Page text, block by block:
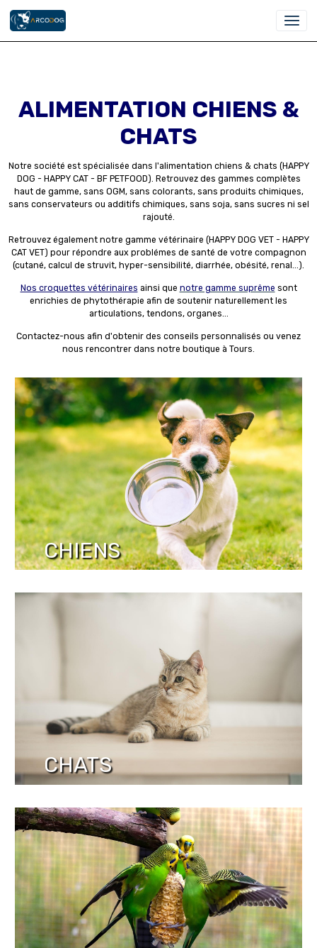
ALIMENTATION CHIENS &
CHATS
Notre société est spécialisée dans l'alimentation chiens & chats (HAPPY
DOG - HAPPY CAT - BF PETFOOD). Retrouvez des gammes complètes
haut de gamme, sans OGM, sans colorants, sans produits chimiques,
sans conservateurs ou additifs chimiques, sans soja, sans sucres ni sel
rajouté.
Retrouvez également notre gamme vétérinaire (HAPPY DOG VET - HAPPY
CAT VET) pour répondre aux problémes de santé de votre compagnon
(cutané, calcul de struvit, hyper-sensibilité, diarrhée, obésité, renal...).
Nos croquettes vétérinaires ainsi que notre gamme suprême sont
enrichies de phytothérapie afin de soutenir naturellement les
articulations, tendons, organes...
Contactez-nous afin d'obtenir des conseils personnalisés ou venez
nous rencontrer dans notre boutique à Tours.
CHIENS
CHATS